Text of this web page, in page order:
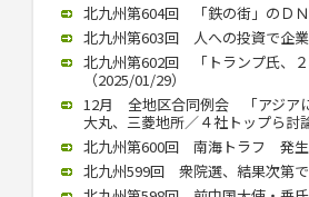
北九州第604回 「鉄の街」のＤ
北九州第603回 人への投資で企
北九州第602回 「トランプ氏、
（2025/01/29）
12月 全地区合同例会 「アジア
大丸、三菱地所／４社トップら討
北九州第600回 南海トラフ 発生
北九州599回 衆院選、結果次第